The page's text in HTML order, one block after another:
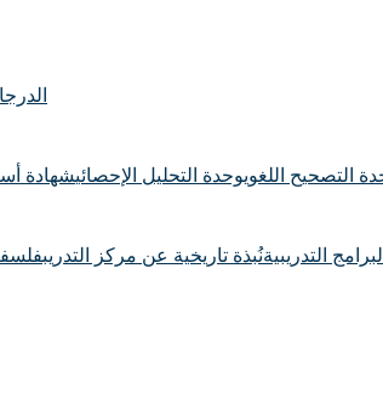
التصحيح اللغويوحدة التحليل الإحصائيشهادة
التدريبيةنُبذة تاريخية عن مركز التدريب